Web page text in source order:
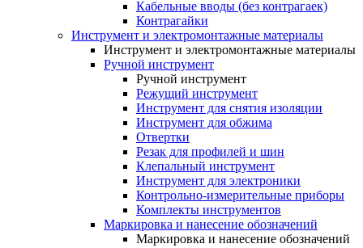
Кабельные вводы (без контрагаек)
Контрагайки
Инструмент и электромонтажные материалы
Инструмент и электромонтажные материалы
Ручной инструмент
Ручной инструмент
Режущий инструмент
Инструмент для снятия изоляции
Инструмент для обжима
Отвертки
Резак для профилей и шин
Клепальный инструмент
Инструмент для электроники
Контрольно-измерительные приборы
Комплекты инструментов
Маркировка и нанесение обозначений
Маркировка и нанесение обозначений